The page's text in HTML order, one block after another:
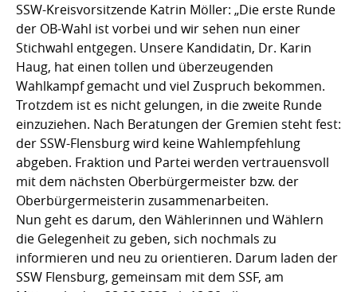
SSW-Kreisvorsitzende Katrin Möller: „Die erste Runde
der OB-Wahl ist vorbei und wir sehen nun einer
Stichwahl entgegen. Unsere Kandidatin, Dr. Karin
Haug, hat einen tollen und überzeugenden
Wahlkampf gemacht und viel Zuspruch bekommen.
Trotzdem ist es nicht gelungen, in die zweite Runde
einzuziehen. Nach Beratungen der Gremien steht fest:
der SSW-Flensburg wird keine Wahlempfehlung
abgeben. Fraktion und Partei werden vertrauensvoll
mit dem nächsten Oberbürgermeister bzw. der
Oberbürgermeisterin zusammenarbeiten.
Nun geht es darum, den Wählerinnen und Wählern
die Gelegenheit zu geben, sich nochmals zu
informieren und neu zu orientieren. Darum laden der
SSW Flensburg, gemeinsam mit dem SSF, am